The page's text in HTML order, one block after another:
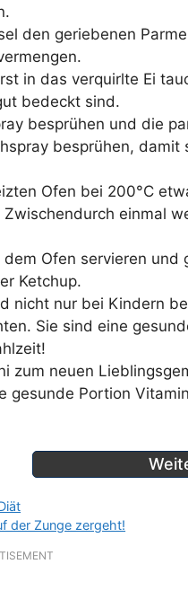
den geriebenen
in das verquirlte Ei
bedeckt sind.
besprühen und die
besprühen, damit
Ofen bei 200°C
einmal
Ofen servieren und
Ketchup.
nicht nur bei Kindern
Sie sind eine
zum neuen
gesunde Portion
der Zunge zergeht!